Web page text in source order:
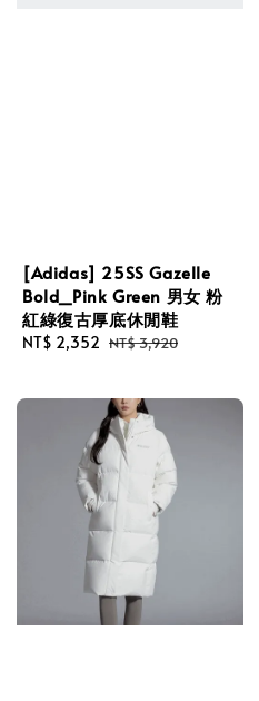
[Adidas] 25SS Gazelle
Bold_Pink Green 男女 粉
紅綠復古厚底休閒鞋
Sale
NT$ 2,352 Regular
NT$ 3,920